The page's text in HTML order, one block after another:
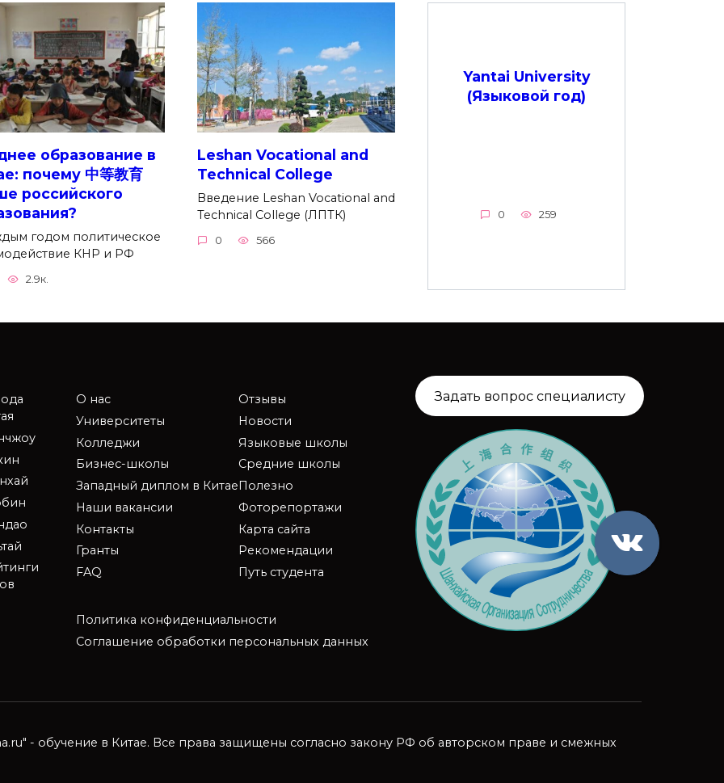
образование в
почему 中等教育
российского
годом политическое
КНР и РФ
2.9к.
Leshan Vocational and
Technical College
Введение Leshan Vocational and
Technical College (ЛПТК)
0 566
Yantai University
(Языковой год)
0 259
О нас
Университеты
Колледжи
Бизнес-школы
Западный диплом в Китае
Наши вакансии
Контакты
Гранты
FAQ
Отзывы
Новости
Языковые школы
Средние школы
Полезно
Фоторепортажи
Карта сайта
Рекомендации
Путь студента
Политика конфиденциальности
Соглашение обработки персональных данных
Задать вопрос специалисту
- обучение в Китае. Все права защищены согласно закону РФ об авторском праве и смежных